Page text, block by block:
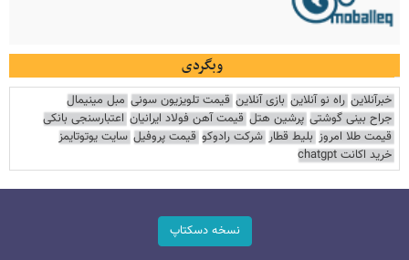
وبگردی
خبرآنلاین راه نو آنلاین بازی آنلاین قیمت تلویزیون سونی مبل مینیمال
جراح بینی گوشتی پرشین هتل قیمت آهن فولاد ایرانیان اعتبارسنجی بانکی
قیمت طلا امروز بلیط قطار شرکت رادوکو قیمت پروفیل سایت یوتوتایمز
خرید اکانت chatgpt
نسخه دسکتاپ